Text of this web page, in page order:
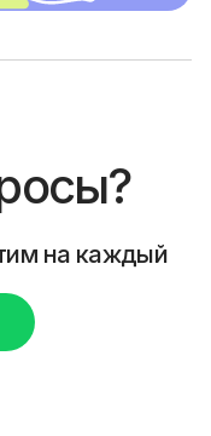
на каждый